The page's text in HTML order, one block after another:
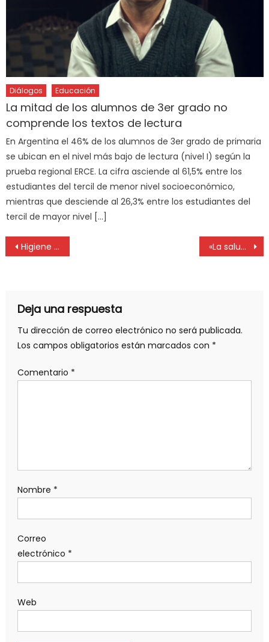
Diálogos Educación
La mitad de los alumnos de 3er grado no
comprende los textos de lectura
En Argentina el 46% de los alumnos de 3er grado de primaria
se ubican en el nivel más bajo de lectura (nivel I) según la
prueba regional ERCE. La cifra asciende al 61,5% entre los
estudiantes del tercil de menor nivel socioeconómico,
mientras que desciende al 26,3% entre los estudiantes del
tercil de mayor nivel […]
Higiene y Seguridad: Formación técnica en acción «La salud pública es un pilar democrático», afirman médicos bonaerenses
Deja una respuesta
Tu dirección de correo electrónico no será publicada.
Los campos obligatorios están marcados con *
Comentario *
Nombre *
Correo
electrónico *
Web